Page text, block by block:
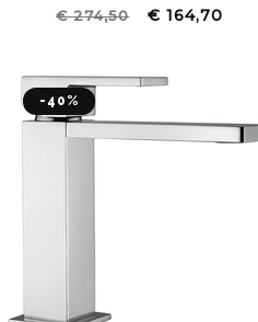
€ 274,50 € 164,70
-40%